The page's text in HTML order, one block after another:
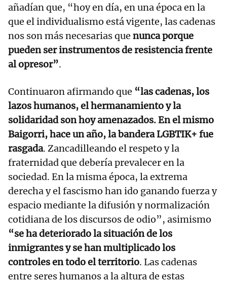
añadían que, “hoy en día, en una época en la
que el individualismo está vigente, las cadenas
nos son más necesarias que nunca porque
pueden ser instrumentos de resistencia frente
al opresor”.
Continuaron afirmando que “las cadenas, los
lazos humanos, el hermanamiento y la
solidaridad son hoy amenazados. En el mismo
Baigorri, hace un año, la bandera LGBTIK+ fue
rasgada. Zancadilleando el respeto y la
fraternidad que debería prevalecer en la
sociedad. En la misma época, la extrema
derecha y el fascismo han ido ganando fuerza y
espacio mediante la difusión y normalización
cotidiana de los discursos de odio”, asimismo
“se ha deteriorado la situación de los
inmigrantes y se han multiplicado los
controles en todo el territorio. Las cadenas
entre seres humanos a la altura de estas